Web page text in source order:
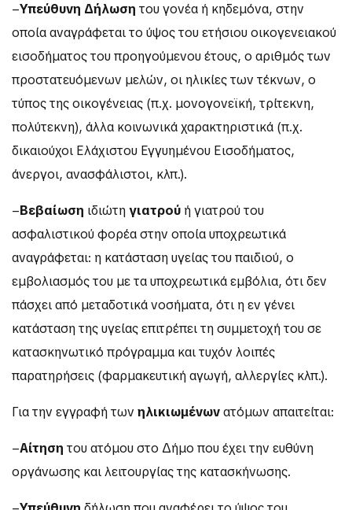
–Υπεύθυνη Δήλωση του γονέα ή κηδεμόνα, στην
οποία αναγράφεται το ύψος του ετήσιου οικογενειακού
εισοδήματος του προηγούμενου έτους, ο αριθμός των
προστατευόμενων μελών, οι ηλικίες των τέκνων, ο
τύπος της οικογένειας (π.χ. μονογονεϊκή, τρίτεκνη,
πολύτεκνη), άλλα κοινωνικά χαρακτηριστικά (π.χ.
δικαιούχοι Ελάχιστου Εγγυημένου Εισοδήματος,
άνεργοι, ανασφάλιστοι, κλπ.).
–Βεβαίωση ιδιώτηγιατρού ή γιατρού του
ασφαλιστικού φορέα στην οποία υποχρεωτικά
αναγράφεται: η κατάσταση υγείας του παιδιού, ο
εμβολιασμός του με τα υποχρεωτικά εμβόλια, ότι δεν
πάσχει από μεταδοτικά νοσήματα, ότι η εν γένει
κατάσταση της υγείας επιτρέπει τη συμμετοχή του σε
κατασκηνωτικό πρόγραμμα και τυχόν λοιπές
παρατηρήσεις (φαρμακευτική αγωγή, αλλεργίες κλπ.).
Για την εγγραφή των ηλικιωμένωνατόμων απαιτείται:
–Αίτηση του ατόμου στο Δήμο που έχει την ευθύνη
οργάνωσης και λειτουργίας της κατασκήνωσης.